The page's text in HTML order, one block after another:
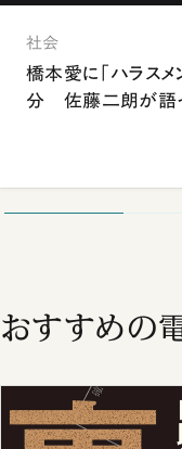
社会
橋本愛に「ハラス
分 佐藤二朗が語っ
おすすめの